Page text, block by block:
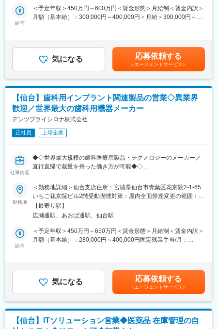
者の自宅に訪問して施術を行うサービスです。高齢者の方も住み
慣れた環境での療養を望む方も多く、病院から民間へ移行する流
「最近おじいちゃんが明るくなった」「おばあさんが笑顔をよく
見せるようになった」と、
ご利用者様だけではなく、ご家族からの喜びの声も多く届きます
超高齢社会における「生活の質」を支えることが出来ていると、
誇りをもって働くことが出来るお仕事です
■当社について：
2000年に創業し、在宅医療の方へのマッサージを始めとする訪問
サービスを手がけている当社
2019年には東証グロースに上場し、より安定した企業基盤となり
ました。今後さらなる事業拡大を予定しています
変更の範囲：会社の定める業務
具体的な業務としては、システム開発におけるクラウドインフラ
部分の検討構築及び運用保守作業をお願いしたいと考えておりま
システム本部は59名で構成されており、年齢も20代～50代まで幅
広く在籍しております。
アップや、スペシャリストとして業務を極めていっていただくこ
とも可能です。
■魅力：
業務に関係する技術書籍の購入や研修参加費などは会社が費用負
担する等、エンジニアの就業環境をサポートする体制が整ってい
ます。
■当社の特徴：
当社は医薬品ネットワーク事業・調剤薬局事業・賃貸設備関連事
ラとして
地域住民の健康を支えるトータルサービス事業を展開していま
す。地域に根差した医療サービスの提供を目指し、医薬連携によ
る細やかな
調剤薬局事業では全国472店舗を展開、医薬品ネットワーク加盟
件数は47都道府県で約11,678件（2025年11月末）を全国各地で
残業は月平均15時間程度なので、ワークライフバランスを重視す
ることができます。
リモートワークも業務に応じて可能ですので、効率のいい働き方
も実現可能です。
産休・育休取得後の復帰率も約98％など、高い定着率が特徴で、
長期的な就業が可能です。
給与
＜予定年収＞450万円～600万円＜賃金形態＞月給制＜賃金内訳＞
月額（基本給）：300,000円～400,000円＜月給＞300,000円～
も目安の金額であり、選考を通じて上下する可能性があります。
月給(月額)は固定手当を含めた表記です。
気になる 応募依頼する
（エージェントサービス）
【仙台】歯科用インプラント関連製品の営業◇異業界
歓迎／世界最大の歯科用機器メーカー
デンツプライシロナ株式会社
正社員 上場企業
仕事内容
◆◇世界最大規模の歯科医療用製品・テクノロジーのメーカー／
直行直帰で裁量を持った働き方が可能◆◇
■職務内容：
仙台を拠点として東北３県をメインに、地域における歯科インプ
ラント関連製品を主とした弊社製品のセールスをご担当いただき
ます。
・歯科医院、病院歯科、および大学歯学部に対する歯科用インプ
ラントと関連する製品の提案・販売
・歯科医院と技工所と直接コミュニケーションをとり、リレーシ
・弊社製品の紹介・案内
・一部の販売代理店(ディーラー)への製品説明会、販促企画の提
※日帰又は宿泊出張あり
勤務地
＜勤務地詳細＞仙台支店住所：宮城県仙台市青葉区花京院2-1-65
いちご花京院ビル2階受動喫煙対策：屋内全面禁煙変更の範囲：会
社の定める事業所
【最寄り駅】
広瀬通駅、あおば通駅、仙台駅
給与
＜予定年収＞450万円～650万円＜賃金形態＞月給制＜賃金内訳＞
月額（基本給）：280,000円～400,000円固定残業手当/月：
詳細は経験・能力・スキルに応じ、選考の過程を通じて決定しま
す。※上記の予定年収は各種手当およびインセンティブを含む金額
です。※上記予定年収はあくまでも目安の金額であり、選考を通じ
て上下する可能性があります。■給与改定：年1回（4月）賃金は
あくまでも目安の金額であり、選考を通じて上下する可能性があ
ります。月給(月額)は固定手当を含めた表記です。
気になる 応募依頼する
（エージェントサービス）
【仙台】ITソリューション営業◆医薬品 在庫管理の自